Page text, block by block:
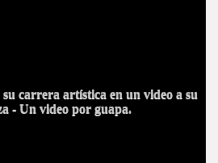
su carrera artística en un video a su
- Un video por guapa.